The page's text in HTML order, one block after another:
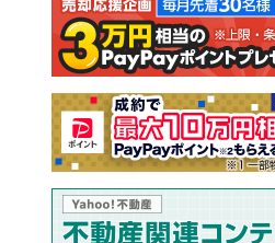
注文住宅
売却査定